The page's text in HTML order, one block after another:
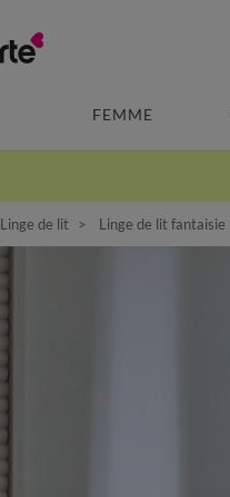
FEMME
Linge de lit Linge de lit fantaisie